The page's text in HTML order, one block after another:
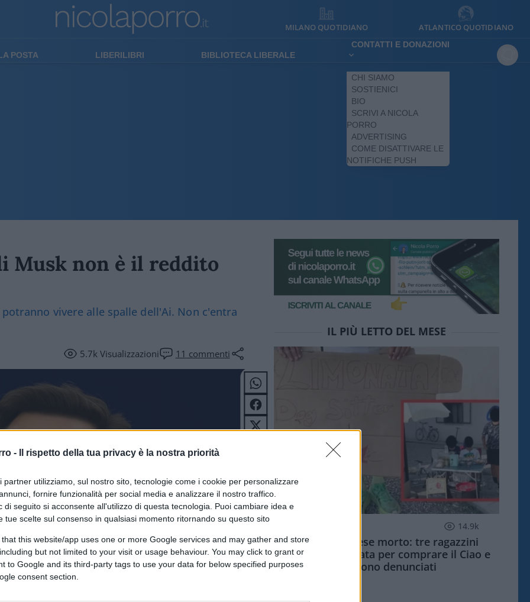
- Il rispetto della tua privacy è la nostra priorità
partner utilizziamo, sul nostro sito, tecnologie come i cookie per personalizzare
fornire funzionalità per social media e analizzare il nostro traffico.
di seguito si acconsente all'utilizzo di questa tecnologia. Puoi cambiare idea e
tue scelte sul consenso in qualsiasi momento ritornando su questo sito
that this website/app uses one or more Google services and may gather and store
but not limited to your visit or usage behaviour. You may click to grant or
to Google and its third-party tags to use your data for below specified purposes
consent section.
MILANO QUOTIDIANO ATLANTICO QUOTIDIANO
POSTA LIBERILIBRI BIBLIOTECA LIBERALE
CONTATTI E DONAZIONI
CHI SIAMO
SOSTIENICI
BIO
SCRIVI A NICOLA
PORRO
ADVERTISING
COME DISATTIVARE LE
NOTIFICHE PUSH
Musk non è il reddito
vivere alle spalle dell'Ai. Non c'entra
5.7kVisualizzazioni 11 commenti
IL PIÙ LETTO DEL MESE
14.9k
Siamo un Paese morto: tre ragazzini
vendono limonata per comprare il Ciao e
vengono denunciati